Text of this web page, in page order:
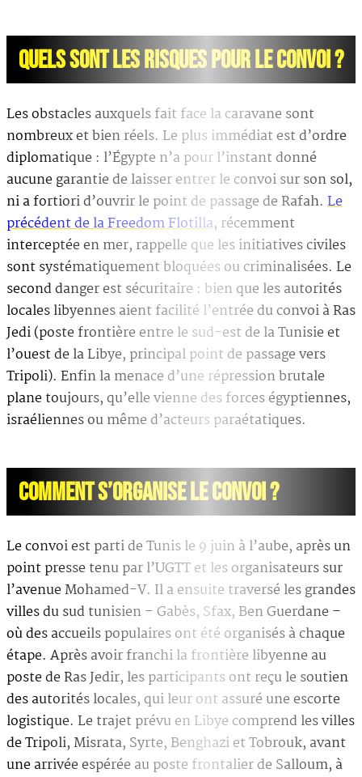
QUELS SONT LES RISQUES POUR LE CONVOI ?
Les obstacles auxquels fait face la caravane sont
nombreux et bien réels. Le plus immédiat est d’ordre
diplomatique : l’Égypte n’a pour l’instant donné
aucune garantie de laisser entrer le convoi sur son sol,
ni a fortiori d’ouvrir le point de passage de Rafah. Le
précédent de la Freedom Flotilla, récemment
interceptée en mer, rappelle que les initiatives civiles
sont systématiquement bloquées ou criminalisées. Le
second danger est sécuritaire : bien que les autorités
locales libyennes aient facilité l’entrée du convoi à Ras
Jedi (poste frontière entre le sud-est de la Tunisie et
l’ouest de la Libye, principal point de passage vers
Tripoli). Enfin la menace d’une répression brutale
plane toujours, qu’elle vienne des forces égyptiennes,
israéliennes ou même d’acteurs paraétatiques.
COMMENT S’ORGANISE LE CONVOI ?
Le convoi est parti de Tunis le 9 juin à l’aube, après un
point presse tenu par l’UGTT et les organisateurs sur
l’avenue Mohamed-V. Il a ensuite traversé les grandes
villes du sud tunisien – Gabès, Sfax, Ben Guerdane –
où des accueils populaires ont été organisés à chaque
étape. Après avoir franchi la frontière libyenne au
poste de Ras Jedir, les participants ont reçu le soutien
des autorités locales, qui leur ont assuré une escorte
logistique. Le trajet prévu en Libye comprend les villes
de Tripoli, Misrata, Syrte, Benghazi et Tobrouk, avant
une arrivée espérée au poste frontalier de Salloum, à